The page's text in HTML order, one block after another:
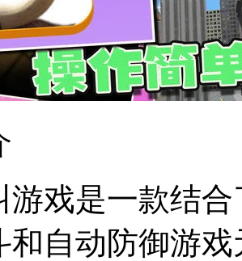
游戏是一款结
和自动防御游